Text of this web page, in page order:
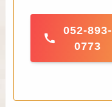
052-893-
0773